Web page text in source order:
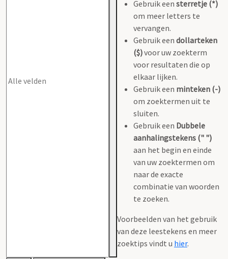
Gebruik een sterretje (*)
om meer letters te
vervangen.
Gebruik een dollarteken
($)voor uw zoekterm
voor resultaten die op
elkaar lijken.
Gebruik een minteken (-)
om zoektermen uit te
sluiten.
Gebruik een Dubbele
aanhalingstekens (" ")
aan het begin en einde
van uw zoektermen om
naar de exacte
combinatie van woorden
te zoeken.
Voorbeelden van het gebruik
van deze leestekens en meer
zoektips vindt u hier.